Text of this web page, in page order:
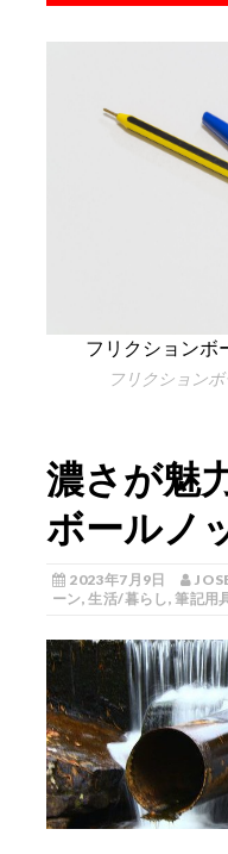
フリクションボ
フリクション
濃さが魅
ボールノ
2023年7月9日
ーン,生活/暮らし,筆記用